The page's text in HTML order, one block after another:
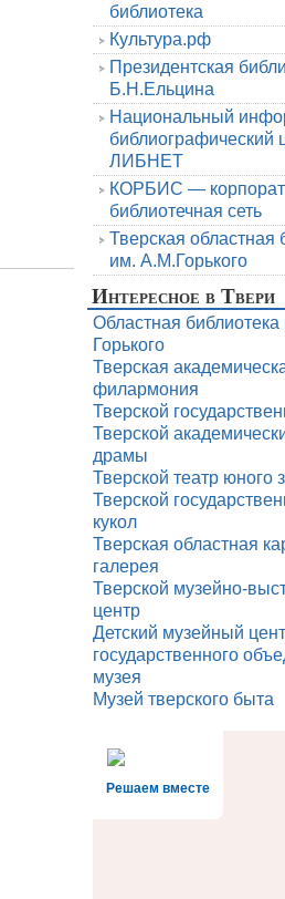
библиотека
Культура.рф
Президентская
Б.Н.Ельцина
Национальный
библиографический
ЛИБНЕТ
КОРБИС —
библиотечная сеть
Тверская областная
им. А.М.Горького
Интересное в Твери
Областная
Горького
Тверская
филармония
Тверской
Тверской
драмы
Тверской театр юного
Тверской
кукол
Тверская областная
галерея
Тверской музейно-
центр
Детский музейный
государственного
музея
Музей тверского быта
Решаем вместе